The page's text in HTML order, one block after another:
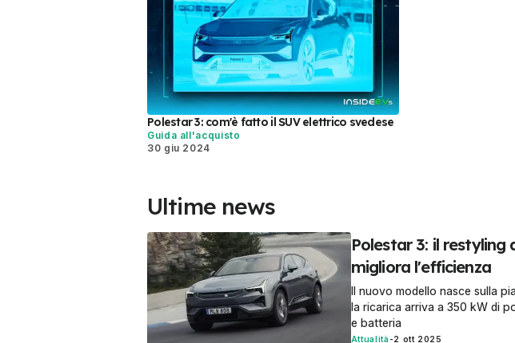
Polestar 3: com'è fatto il SUV elettrico svedese
Guida all'acquisto
30 giu 2024
Ultime news
Polestar 3: il
migliora l'efficienza
Il nuovo modello nasce sulla
la ricarica arriva a 350 kW di
e batteria
Attualità -2 ott 2025